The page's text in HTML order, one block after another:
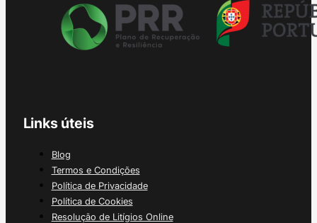
Links úteis
Blog
Termos e Condições
Política de Privacidade
Política de Cookies
Resolução de Litígios Online